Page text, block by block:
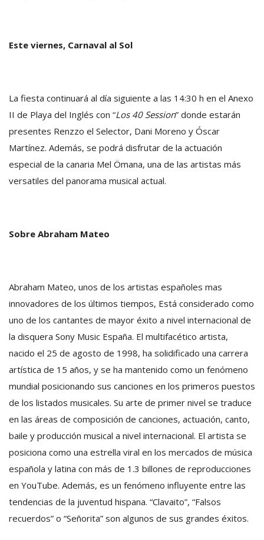
Este viernes, Carnaval al Sol
La fiesta continuará al día siguiente a las 14:30 h en el Anexo
II de Playa del Inglés con “Los 40 Session” donde estarán
presentes Renzzo el Selector, Dani Moreno y Óscar
Martínez. Además, se podrá disfrutar de la actuación
especial de la canaria Mel Ömana, una de las artistas más
versatiles del panorama musical actual.
Sobre Abraham Mateo
Abraham Mateo, unos de los artistas españoles mas
innovadores de los últimos tiempos, Está considerado como
uno de los cantantes de mayor éxito a nivel internacional de
la disquera Sony Music España. El multifacético artista,
nacido el 25 de agosto de 1998, ha solidificado una carrera
artística de 15 años, y se ha mantenido como un fenómeno
mundial posicionando sus canciones en los primeros puestos
de los listados musicales. Su arte de primer nivel se traduce
en las áreas de composición de canciones, actuación, canto,
baile y producción musical a nivel internacional. El artista se
posiciona como una estrella viral en los mercados de música
española y latina con más de 1.3 billones de reproducciones
en YouTube. Además, es un fenómeno influyente entre las
tendencias de la juventud hispana. “Clavaito”, “Falsos
recuerdos” o “Señorita” son algunos de sus grandes éxitos.